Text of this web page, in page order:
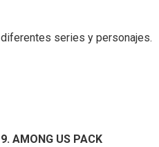
diferentes series y personajes.
9. AMONG US PACK